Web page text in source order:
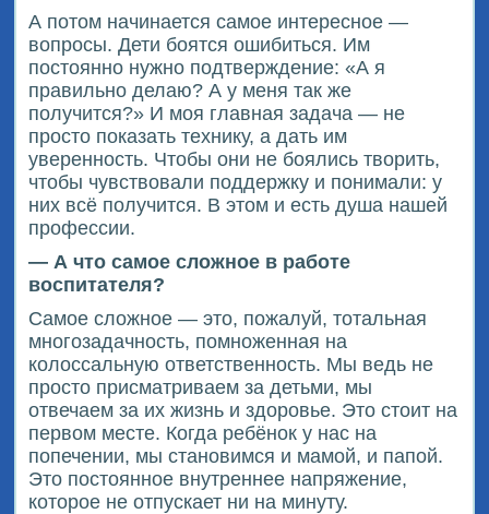
А потом начинается самое интересное —
вопросы. Дети боятся ошибиться. Им
постоянно нужно подтверждение: «А я
правильно делаю? А у меня так же
получится?» И моя главная задача — не
просто показать технику, а дать им
уверенность. Чтобы они не боялись творить,
чтобы чувствовали поддержку и понимали: у
них всё получится. В этом и есть душа нашей
профессии.
— А что самое сложное в работе
воспитателя?
Самое сложное — это, пожалуй, тотальная
многозадачность, помноженная на
колоссальную ответственность. Мы ведь не
просто присматриваем за детьми, мы
отвечаем за их жизнь и здоровье. Это стоит на
первом месте. Когда ребёнок у нас на
попечении, мы становимся и мамой, и папой.
Это постоянное внутреннее напряжение,
которое не отпускает ни на минуту.